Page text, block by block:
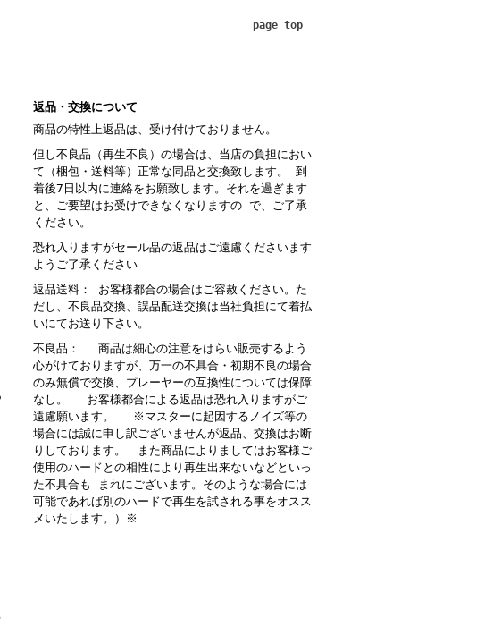
page top
返品・交換について
商品の特性上返品は、受け付けておりません。
但し不良品（再生不良）の場合は、当店の負担におい
て（梱包・送料等）正常な同品と交換致します。 到
着後7日以内に連絡をお願致します。それを過ぎます
と、ご要望はお受けできなくなりますの で、ご了承
ください。
恐れ入りますがセール品の返品はご遠慮くださいます
ようご了承ください
返品送料： お客様都合の場合はご容赦ください。た
だし、不良品交換、誤品配送交換は当社負担にて着払
いにてお送り下さい。
不良品： 商品は細心の注意をはらい販売するよう
心がけておりますが、万一の不具合・初期不良の場合
のみ無償で交換、プレーヤーの互換性については保障
なし。 お客様都合による返品は恐れ入りますがご
遠慮願います。 ※マスターに起因するノイズ等の
場合には誠に申し訳ございませんが返品、交換はお断
りしております。 また商品によりましてはお客様ご
使用のハードとの相性により再生出来ないなどといっ
た不具合も まれにございます。そのような場合には
可能であれば別のハードで再生を試される事をオスス
メいたします。）※